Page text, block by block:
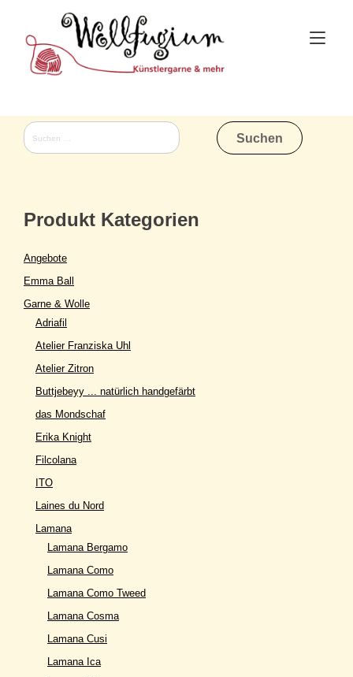
content
Suchen
nach:
Produkt Kategorien
Angebote
Emma Ball
Garne & Wolle
Adriafil
Atelier Franziska Uhl
Atelier Zitron
Buttjebeyy ... natürlich handgefärbt
das Mondschaf
Erika Knight
Filcolana
ITO
Laines du Nord
Lamana
Lamana Bergamo
Lamana Como
Lamana Como Tweed
Lamana Cosma
Lamana Cusi
Lamana Ica